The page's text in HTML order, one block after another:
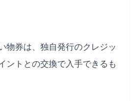
物券は、独自発行のクレジッ
ントとの交換で入手できるも